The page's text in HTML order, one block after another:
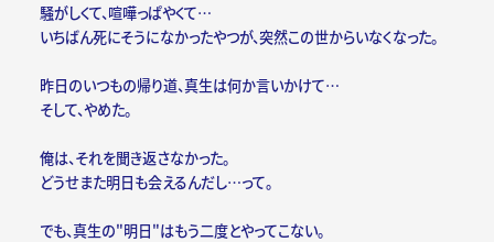
騒がしくて、喧嘩っぱやくて…
いちばん死にそうになかったやつが、突然この世からいなくなった。
昨日のいつもの帰り道、真生は何か言いかけて…
そして、やめた。
俺は、それを聞き返さなかった。
どうせまた明日も会えるんだし…って。
でも、真生の"明日"はもう二度とやってこない。